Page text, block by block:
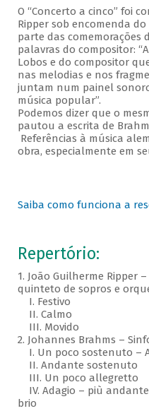
O “Concerto a cinco” foi
Ripper sob encomenda
parte das comemorações
palavras do compositor:
Lobos e do compositor
nas melodias e nos
juntam num painel
música popular”.
Podemos dizer que o
pautou a escrita de
Referências à música
obra, especialmente em
Saiba como funciona a
Repertório:
1. João Guilherme Ripper
quinteto de sopros e
I. Festivo
II. Calmo
III. Movido
2. Johannes Brahms –
I. Un poco sostenuto –
II. Andante sostenuto
III. Un poco allegretto
IV. Adagio – più
brio